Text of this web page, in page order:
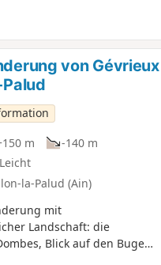
das Wandern in der
von
m
-140 m
Leicht
la-Palud (Ain)
mit
Landschaft: die
Blick auf den Bugey